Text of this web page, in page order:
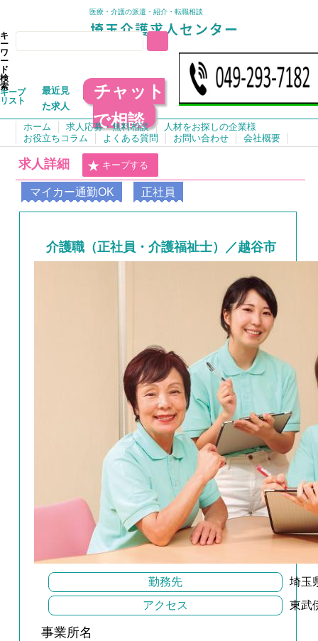
医療・介護の派遣・紹介・転職相談
キ
ー
ワ
ー
ド
検
索
キープ
リスト
最近見
た求人
チャット
で相談
ホーム 求人応募・無料相談
人材をお探しの企業様
お役立ちコラム
よくある質問 お問い合わせ 会社概要
求人詳細 キープする
マイカー通勤OK 正社員
介護職（正社員・介護福祉士）／越谷市
勤務先
埼玉
アクセス
東武
事業所名